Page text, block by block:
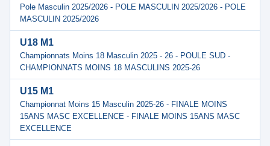
Pole Masculin 2025/2026 - POLE MASCULIN 2025/2026 - POLE
MASCULIN 2025/2026
U18 M1
Championnats Moins 18 Masculin 2025 - 26 - POULE SUD -
CHAMPIONNATS MOINS 18 MASCULINS 2025-26
U15 M1
Championnat Moins 15 Masculin 2025-26 - FINALE MOINS
15ANS MASC EXCELLENCE - FINALE MOINS 15ANS MASC
EXCELLENCE